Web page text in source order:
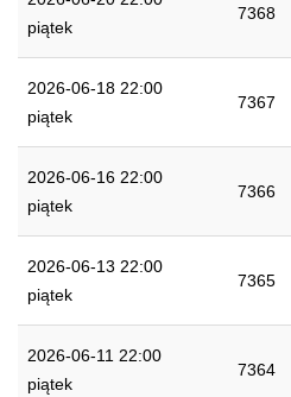
piątek
7368
2026-06-18 22:00
piątek
7367
2026-06-16 22:00
piątek
7366
2026-06-13 22:00
piątek
7365
2026-06-11 22:00
piątek
7364